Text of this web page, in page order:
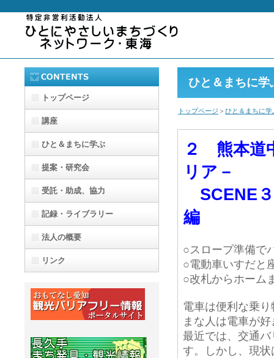
ひと＆まちに学
トップページ ＞ひと＆まちに学
２ 熊本道
リア－
SCENE
編
○スロープ準備で
○電動車いすだと
○改札からホーム
電車は便利な乗
まな人は電車が好
最近では、交通
す。しかし、現
トップページ
講座
ひと＆まちに学ぶ
提案・研究会
受託・助成、協力
記録・ライブラリー
法人の概要
リンク